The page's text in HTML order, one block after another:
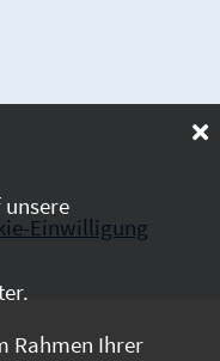
Einwilligung
Rahmen Ihrer